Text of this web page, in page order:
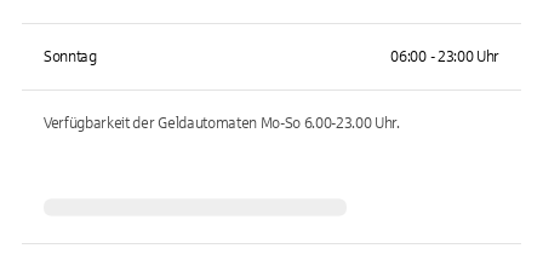
Sonntag 06:00 - 23:00 Uhr
Verfügbarkeit der Geldautomaten Mo-So 6.00-23.00Uhr.